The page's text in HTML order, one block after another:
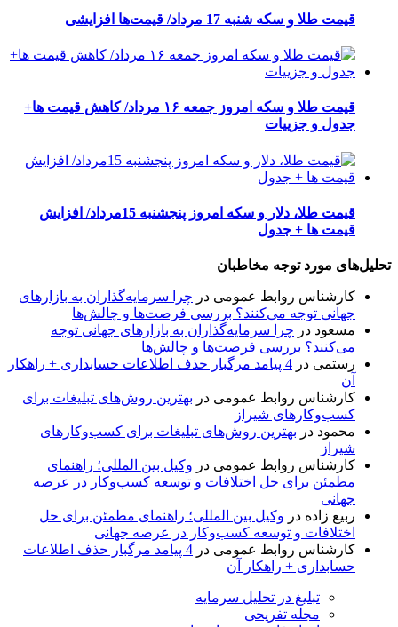
قیمت طلا و سکه شنبه 17 مرداد/ قیمت‌ها افزایشی
قیمت طلا و سکه امروز جمعه ۱۶ مرداد/ کاهش قیمت ها+
جدول و جزییات
قیمت طلا، دلار و سکه امروز پنجشنبه 15مرداد/ افزایش
قیمت ها + جدول
تحلیل‌های مورد توجه مخاطبان
کارشناس روابط عمومی در چرا سرمایه‌گذاران به بازارهای
جهانی توجه می‌کنند؟ بررسی فرصت‌ها و چالش‌ها
مسعود در چرا سرمایه‌گذاران به بازارهای جهانی توجه
می‌کنند؟ بررسی فرصت‌ها و چالش‌ها
رستمی در
4 پیامد مرگبار حذف اطلاعات حسابداری + راهکار
آن
کارشناس روابط عمومی در بهترین روش‌های تبلیغات برای
کسب‌وکارهای شیراز
محمود در بهترین روش‌های تبلیغات برای کسب‌وکارهای
شیراز
کارشناس روابط عمومی در وکیل بین المللی؛ راهنمای
مطمئن برای حل اختلافات و توسعه کسب‌وکار در عرصه
جهانی
ربیع زاده در وکیل بین المللی؛ راهنمای مطمئن برای حل
اختلافات و توسعه کسب‌وکار در عرصه جهانی
کارشناس روابط عمومی در
4 پیامد مرگبار حذف اطلاعات
حسابداری + راهکار آن
تبلیغ در تحلیل سرمایه
مجله تفریحی